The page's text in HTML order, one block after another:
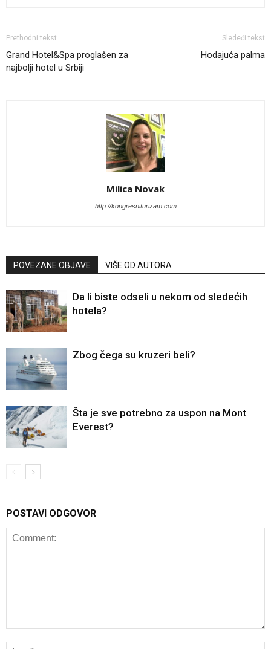
Prethodni tekst
Grand Hotel&Spa proglašen za
najbolji hotel u Srbiji
Sledeći tekst
Hodajuća palma
Milica Novak
http://kongresniturizam.com
POVEZANE OBJAVE VIŠE OD AUTORA
Da li biste odseli u nekom od sledećih
hotela?
Zbog čega su kruzeri beli?
Šta je sve potrebno za uspon na Mont
Everest?
POSTAVI ODGOVOR